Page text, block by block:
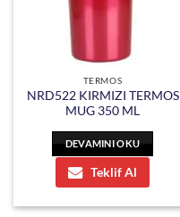
TERMOS
NRD522 KIRMIZI TERMOS
MUG 350 ML
DEVAMINI OKU
Teklif Al